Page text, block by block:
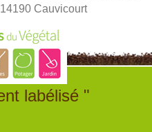
Cauvicourt
labélisé "